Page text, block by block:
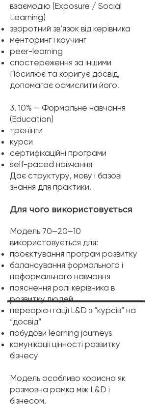
взаємодію (Exposure / Social
Learning)
зворотний зв’язок від керівника
менторинг і коучинг
peer-learning
спостереження за іншими
Посилює та коригує досвід,
допомагає осмислити його.
3. 10% — Формальне навчання
(Education)
тренінги
курси
сертифікаційні програми
self-paced навчання
Дає структуру, мову і базові
знання для практики.
​Для чого використовується
Модель 70–20–10
використовується для:
проєктування програм розвитку
балансування формального і
неформального навчання
пояснення ролі керівника в
розвитку людей
переорієнтації L&D з “курсів” на
“досвід”
побудови learning journeys
комунікації цінності розвитку
бізнесу
Модель особливо корисна як
розмовна рамка між L&D і
бізнесом.